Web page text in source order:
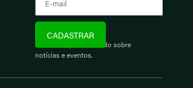
Assine e fique informado sobre
notícias e eventos.